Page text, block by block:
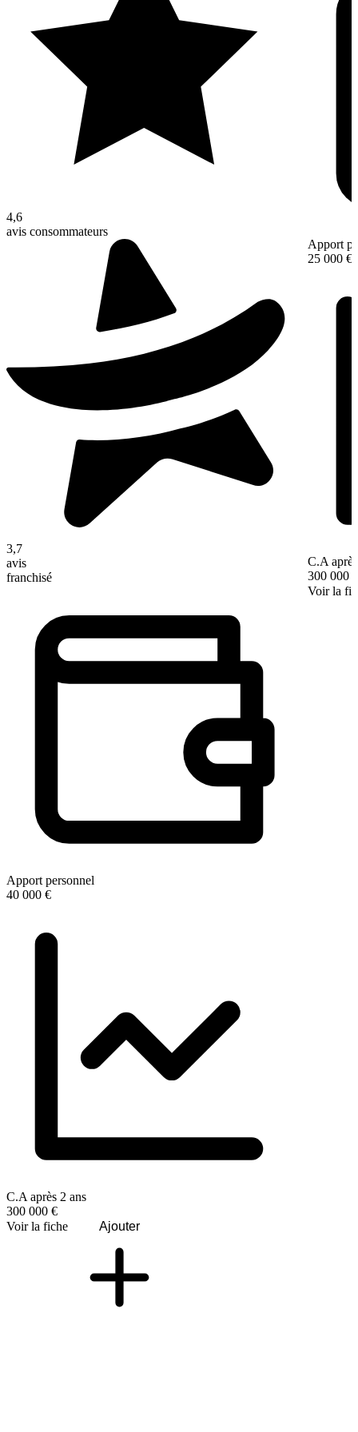
4,6
avis consommateurs
3,7
avis
franchisé
Apport personnel
40 000 €
C.A après 2 ans
300 000 €
Voir la fiche
Ajouter
Apport
25 000 €
C.A
300 000 €
Voir la